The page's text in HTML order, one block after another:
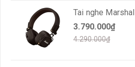
Tai nghe
3.790.000₫
4.290.000₫